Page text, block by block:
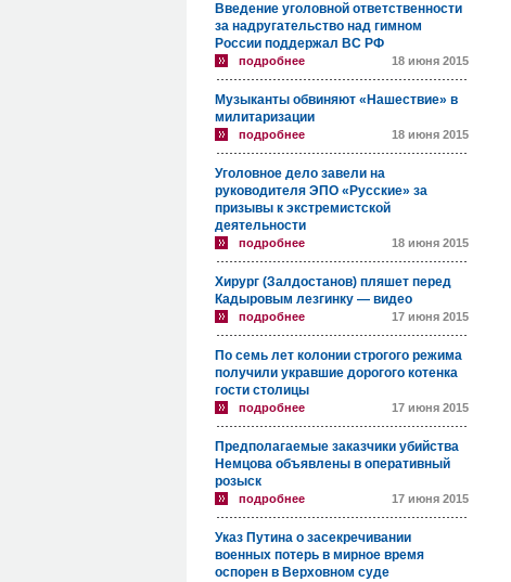
Введение уголовной ответственности
за надругательство над гимном
России поддержал ВС РФ
подробнее 18 июня 2015
Музыканты обвиняют «Нашествие» в
милитаризации
подробнее 18 июня 2015
Уголовное дело завели на
руководителя ЭПО «Русские» за
призывы к экстремистской
деятельности
подробнее 18 июня 2015
Хирург (Залдостанов) пляшет перед
Кадыровым лезгинку — видео
подробнее 17 июня 2015
По семь лет колонии строгого режима
получили укравшие дорогого котенка
гости столицы
подробнее 17 июня 2015
Предполагаемые заказчики убийства
Немцова объявлены в оперативный
розыск
подробнее 17 июня 2015
Указ Путина о засекречивании
военных потерь в мирное время
оспорен в Верховном суде